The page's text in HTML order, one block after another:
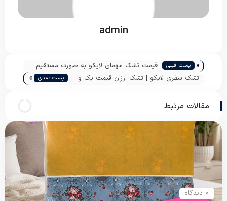
admin
« پست قبلی
قیمت تشک مهمان لایکو به صورت مستقیم
تشک سفری لایکو | تشک ارزان قیمت یک و
پست بعدی »
مقالات مرتبط
0 دیدگاه